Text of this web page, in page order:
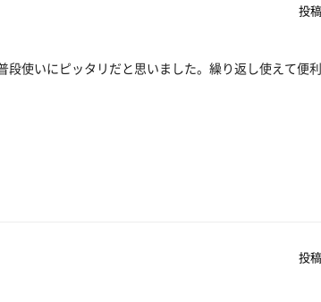
投
使いにピッタリだと思いました。繰り返し使えて便利
投